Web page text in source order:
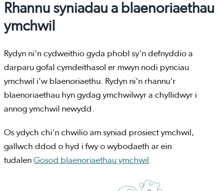
Rhannu syniadau a blaenoriaethau
ymchwil
Rydyn ni'n cydweithio gyda phobl sy'n defnyddio a
darparu gofal cymdeithasol er mwyn nodi pynciau
ymchwil i'w blaenoriaethu. Rydyn ni'n rhannu'r
blaenoriaethau hyn gydag ymchwilwyr a chyllidwyr i
annog ymchwil newydd.
Os ydych chi'n chwilio am syniad prosiect ymchwil,
gallwch ddod o hyd i fwy o wybodaeth ar ein
tudalen Gosod blaenoriaethau ymchwil